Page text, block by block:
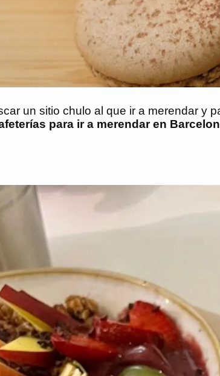
un sitio chulo al que ir a merendar y
para ir a merendar en